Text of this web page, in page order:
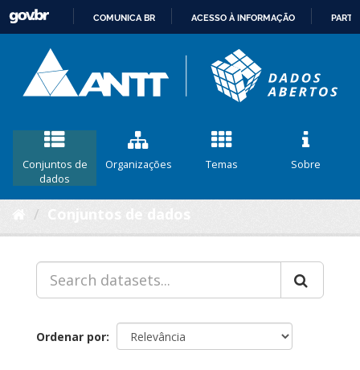
CONTEÚDO
COMUNICA BR ACESSO À INFORMAÇÃO
Conjuntos de
dados
Organizações Temas Sobre
Ordenar por